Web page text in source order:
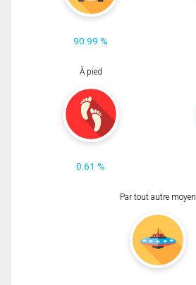
90.99 %
À pied
0.61 %
Par tout autre moyen